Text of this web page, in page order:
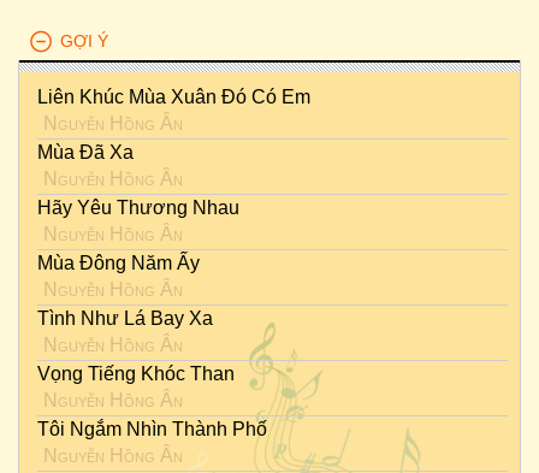
GỢI Ý
Liên Khúc Mùa Xuân Đó Có Em
Nguyễn Hồng Ân
Mùa Đã Xa
Nguyễn Hồng Ân
Hãy Yêu Thương Nhau
Nguyễn Hồng Ân
Mùa Đông Năm Ấy
Nguyễn Hồng Ân
Tình Như Lá Bay Xa
Nguyễn Hồng Ân
Vọng Tiếng Khóc Than
Nguyễn Hồng Ân
Tôi Ngắm Nhìn Thành Phố
Nguyễn Hồng Ân